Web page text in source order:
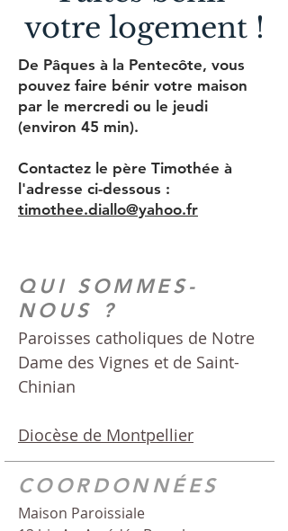
votre logement !
De Pâques à la Pentecôte, vous
pouvez faire bénir votre maison
par le mercredi ou le jeudi
(environ 45 min).
Contactez le père Timothée à
l'adresse ci-dessous :
timothee.diallo@yahoo.fr
QUI SOMMES-
NOUS ?
Paroisses catholiques de Notre
Dame des Vignes et de Saint-
Chinian
Diocèse de Montpellier
COORDONNÉES
Maison Paroissiale